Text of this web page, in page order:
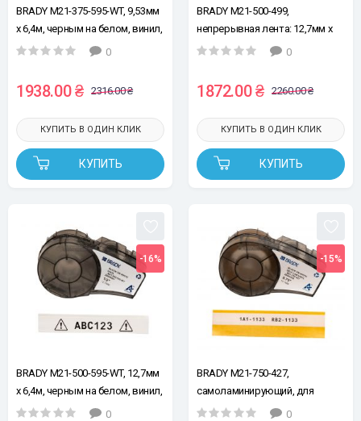
BRADY M21-375-595-WT, 9,53мм
х 6,4м, черным на белом, винил,
лента для принтеров этикеток
0
1938.00 ₴ 2316.00 ₴
КУПИТЬ
КУПИТЬ В ОДИН КЛИК
BRADY M21-500-499,
непрерывная лента: 12,7мм х
4,87м, черным на белом,
этикеток
0
1872.00 ₴ 2260.00 ₴
КУПИТЬ
КУПИТЬ В ОДИН КЛИК
-16%
BRADY M21-500-595-WT, 12,7мм
х 6,4м, черным на белом, винил,
лента для принтеров этикеток
0
-15%
BRADY M21-750-427,
самоламинирующий, для
провода Ø2-3мм, черный на
0